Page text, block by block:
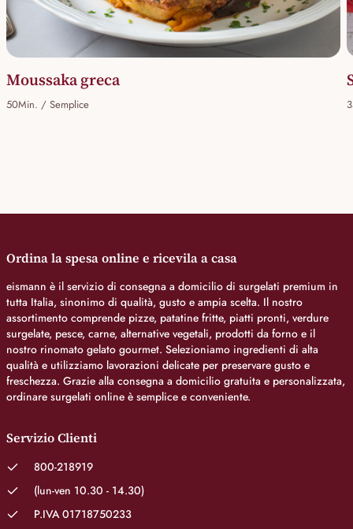
Moussaka greca
50Min. / Semplice
Ordina la spesa online e ricevila a casa
eismann è il servizio di consegna a domicilio di surgelati premium in
tutta Italia, sinonimo di qualità, gusto e ampia scelta. Il nostro
assortimento comprende pizze, patatine fritte, piatti pronti, verdure
surgelate, pesce, carne, alternative vegetali, prodotti da forno e il
nostro rinomato gelato gourmet. Selezioniamo ingredienti di alta
qualità e utilizziamo lavorazioni delicate per preservare gusto e
freschezza. Grazie alla consegna a domicilio gratuita e personalizzata,
ordinare surgelati online è semplice e conveniente.
Servizio Clienti
800-218919
(lun-ven 10.30 - 14.30)
P.IVA 01718750233